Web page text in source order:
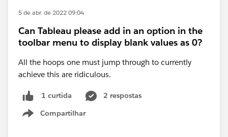
5 de abr. de 2022 09:04
Can Tableau please add in an option in the
toolbar menu to display blank values as 0?
All the hoops one must jump through to currently
achieve this are ridiculous.
1 curtida
2 respostas
Compartilhar
Show menu